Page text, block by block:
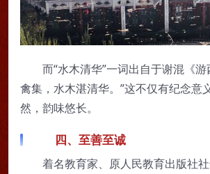
而“水木清华”一词出自于谢混《
禽集，水木湛清华。”这不仅有纪念意
然，韵味悠长。
四、至善至诚
着名教育家、原人民教育出版社